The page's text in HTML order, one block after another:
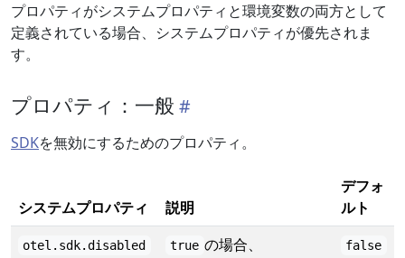
プロパティがシステムプロパティと環境変数の両方として
定義されている場合、システムプロパティが優先されま
す。
プロパティ：一般
SDKを無効にするためのプロパティ。
システムプロパティ 説明
デフォ
ルト
otel.sdk.disabled true の場合、
false